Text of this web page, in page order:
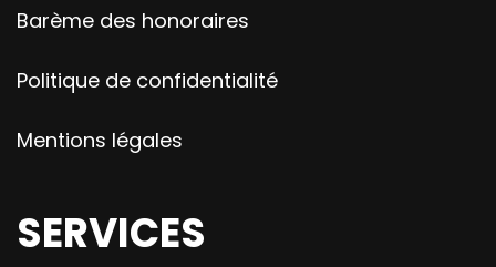
Barème des honoraires
Politique de confidentialité
Mentions légales
SERVICES